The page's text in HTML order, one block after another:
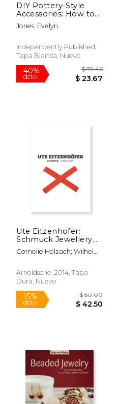
DIY Pottery-Style
Accessories: How to
make pottery-style
accessories with
Beginners (en Inglés)
Jones, Evelyn
Independently Published,
Tapa Blanda, Nuevo
dcto. $ 23.67
Ute Eitzenhofer:
Schmuck Jewellery
(en Inglés)
Cornelie Holzach; Wilhelm
Arnoldsche, 2014, Tapa
Dura, Nuevo